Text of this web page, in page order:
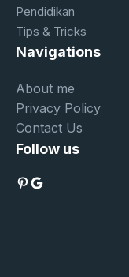
Pendidikan
Tips & Tricks
Navigations
About me
Privacy Policy
Contact Us
Follow us
Pinterest
Google